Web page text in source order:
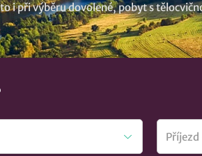
i při výběru dovolené, pobyt s